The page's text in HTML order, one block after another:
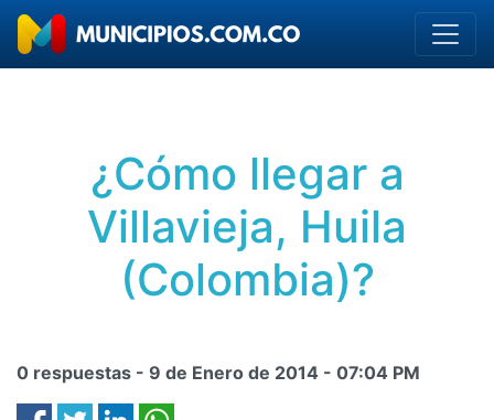
¿Cómo llegar a
Villavieja, Huila
(Colombia)?
0 respuestas - 9 de Enero de 2014 - 07:04 PM